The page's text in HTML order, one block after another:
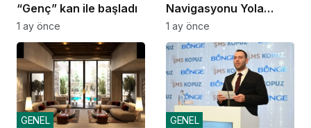
“Genç” kan ile başladı
1 ay önce
Navigasyonu Yola
Çıkıyor
1 ay önce
GENEL GENEL